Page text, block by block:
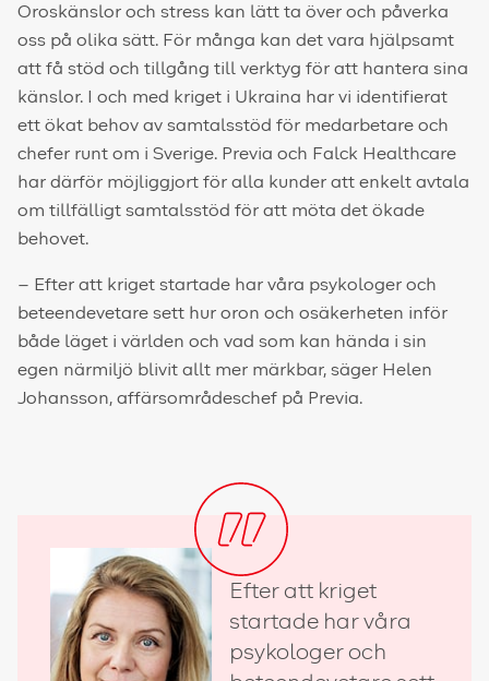
Oroskänslor och stress kan lätt ta över och påverka
oss på olika sätt. För många kan det vara hjälpsamt
att få stöd och tillgång till verktyg för att hantera sina
känslor. I och med kriget i Ukraina har vi identifierat
ett ökat behov av samtalsstöd för medarbetare och
chefer runt om i Sverige. Previa och Falck Healthcare
har därför möjliggjort för alla kunder att enkelt avtala
om tillfälligt samtalsstöd för att möta det ökade
behovet.
– Efter att kriget startade har våra psykologer och
beteendevetare sett hur oron och osäkerheten inför
både läget i världen och vad som kan hända i sin
egen närmiljö blivit allt mer märkbar, säger Helen
Johansson, affärsområdeschef på Previa.
Efter att kriget
startade har våra
psykologer och